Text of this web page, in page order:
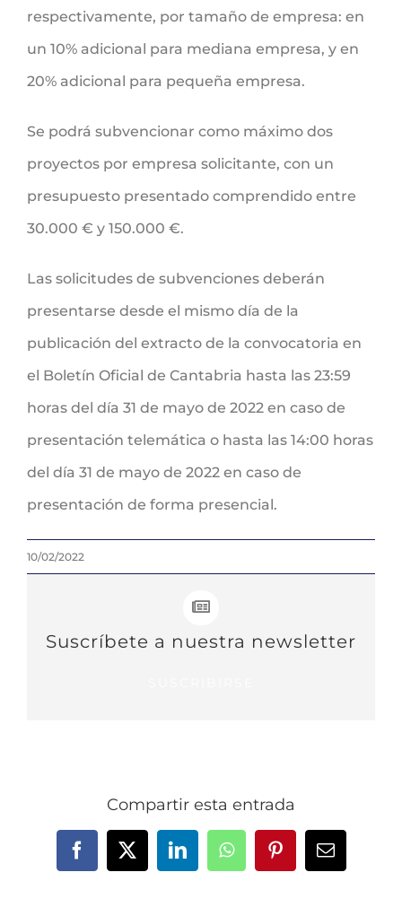
respectivamente, por tamaño de empresa: en
un 10% adicional para mediana empresa, y en
20% adicional para pequeña empresa.
Se podrá subvencionar como máximo dos
proyectos por empresa solicitante, con un
presupuesto presentado comprendido entre
30.000 € y 150.000 €.
Las solicitudes de subvenciones deberán
presentarse desde el mismo día de la
publicación del extracto de la convocatoria en
el Boletín Oficial de Cantabria hasta las 23:59
horas del día 31 de mayo de 2022 en caso de
presentación telemática o hasta las 14:00 horas
del día 31 de mayo de 2022 en caso de
presentación de forma presencial.
10/02/2022
Suscríbete a nuestra newsletter
Compartir esta entrada
Facebook
X LinkedInWhatsAppPinterestCorreo